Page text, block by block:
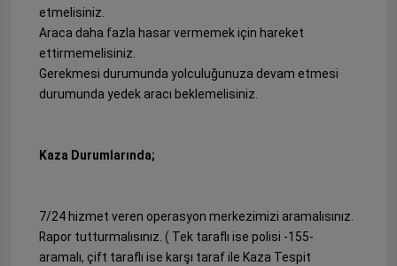
etmelisiniz.
Araca daha fazla hasar vermemek için hareket
ettirmemelisiniz.
Gerekmesi durumunda yolculuğunuza devam etmesi
durumunda yedek aracı beklemelisiniz.
Kaza Durumlarında;
7/24 hizmet veren operasyon merkezimizi aramalısınız.
Rapor tutturmalısınız. ( Tek taraflı ise polisi -155-
aramalı, çift taraflı ise karşı taraf ile Kaza Tespit